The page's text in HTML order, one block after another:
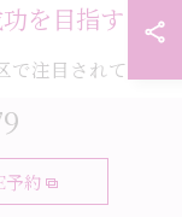
を目指す
注目されてい
組み合わせるこ
制限を行い、そ
予約